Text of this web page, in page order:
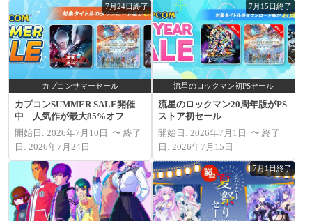
7月24日終了
カプコンサマーセール
カプコンSUMMER SALE開催
中 人気作が最大85%オフ
開始日: 2026年7月10日 〜 終了
日: 2026年7月24日
7月15日終了
流星のロックマン初PSセール
流星のロックマン20周年版がPS
ストア初セール
開始日: 2026年7月1日 〜 終了
日: 2026年7月15日
7月1日終了